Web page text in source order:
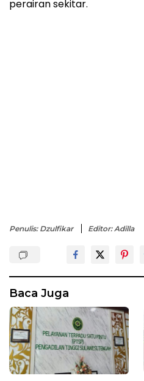
perairan sekitar.
Penulis: Dzulfikar Editor: Adilla
Baca Juga